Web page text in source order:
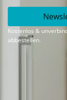
Kostenlos &
abbestellen.